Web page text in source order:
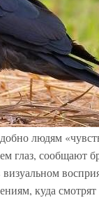
людям
глаз, сообщают
куда смотрят